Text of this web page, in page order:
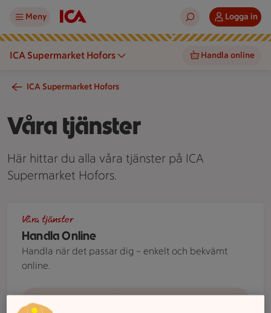
Meny Logga in
ICA Supermarket Hofors Handla online
ICA Supermarket Hofors
Våra tjänster
Här hittar du alla våra tjänster på ICA
Supermarket Hofors.
Handla Online
Våra tjänster
Handla när det passar dig – enkelt och bekvämt
online.
Gå till e-handel